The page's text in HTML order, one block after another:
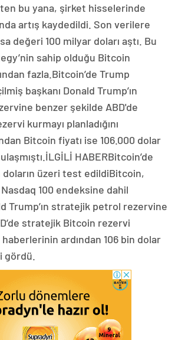
bu yana, şirket hisselerinde
artış kaydedildi. Son verilere
değeri 100 milyar doları aştı. Bu
sahip olduğu Bitcoin
fazla.Bitcoin’de Trump
başkanı Donald Trump’ın
benzer şekilde ABD'de
kurmayı planladığını
Bitcoin fiyatı ise 106.000 dolar
HABERBitcoin’de
doların üzeri test edildiBitcoin,
100 endeksine dahil
Trump’ın stratejik petrol rezervine
stratejik Bitcoin rezervi
haberlerinin ardından 106 bin dolar
gördü.